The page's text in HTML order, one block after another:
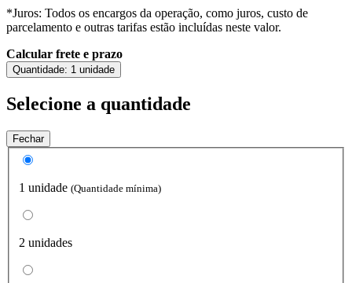
*Juros: Todos os encargos da operação, como juros, custo de
parcelamento e outras tarifas estão incluídas neste valor.
Calcular frete e prazo
Quantidade: 1 unidade
Selecione a quantidade
Fechar
1 unidade (Quantidade mínima)
2 unidades